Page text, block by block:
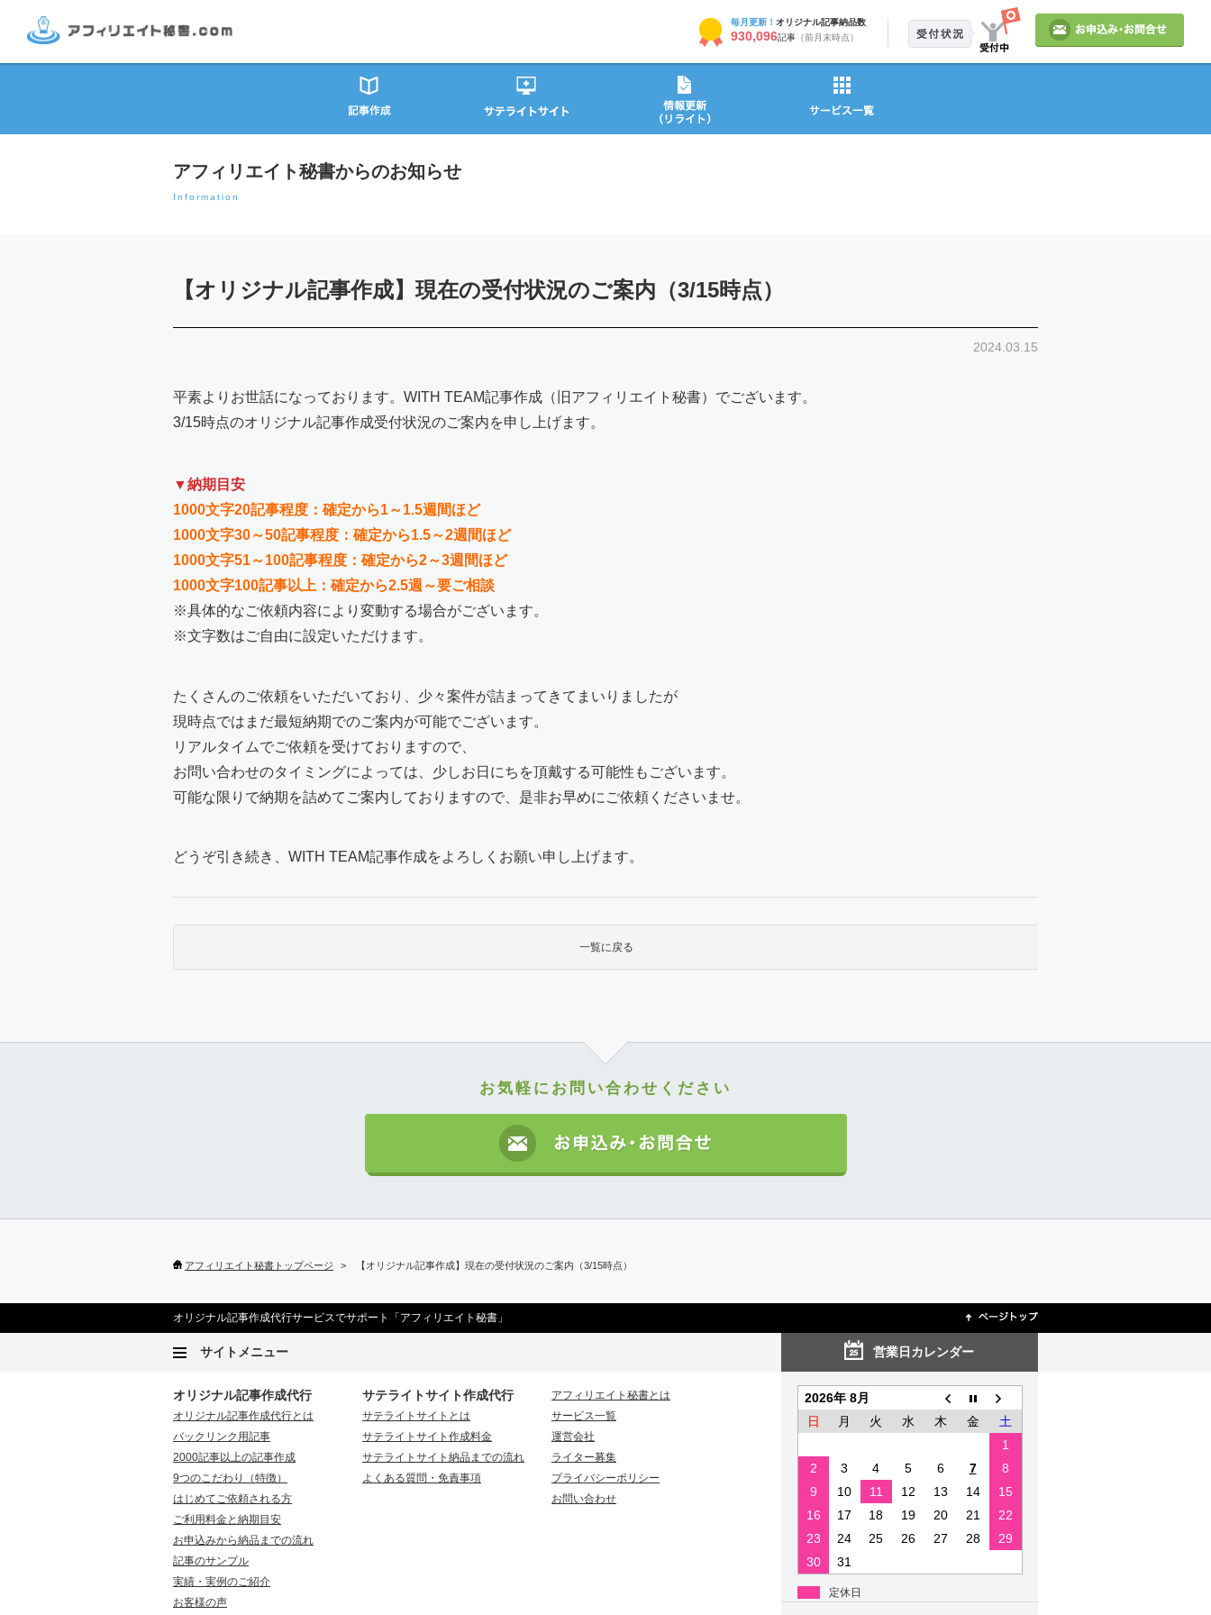
毎月更新！ オリジナル記事納品数
930,096記事 （前月末時点）
アフィリエイト秘書からのお知らせ
Information
【オリジナル記事作成】現在の受付状況のご案内（3/15時点）
2024.03.15
平素よりお世話になっております。WITH TEAM記事作成（旧アフィリエイト秘書）でございます。
3/15時点のオリジナル記事作成受付状況のご案内を申し上げます。
▼納期目安
1000文字20記事程度：確定から1～1.5週間ほど
1000文字30～50記事程度：確定から1.5～2週間ほど
1000文字51～100記事程度：確定から2～3週間ほど
1000文字100記事以上：確定から2.5週～要ご相談
※具体的なご依頼内容により変動する場合がございます。
※文字数はご自由に設定いただけます。
たくさんのご依頼をいただいており、少々案件が詰まってきてまいりましたが
現時点ではまだ最短納期でのご案内が可能でございます。
リアルタイムでご依頼を受けておりますので、
お問い合わせのタイミングによっては、少しお日にちを頂戴する可能性もございます。
可能な限りで納期を詰めてご案内しておりますので、是非お早めにご依頼くださいませ。
どうぞ引き続き、WITH TEAM記事作成をよろしくお願い申し上げます。
一覧に戻る
お気軽にお問い合わせください
アフィリエイト秘書トップページ 【オリジナル記事作成】現在の受付状況のご案内（3/15時点）
オリジナル記事作成代行サービスでサポート「アフィリエイト秘書」
サイトメニュー
オリジナル記事作成代行
オリジナル記事作成代行とは
バックリンク用記事
2000記事以上の記事作成
9つのこだわり（特徴）
はじめてご依頼される方
ご利用料金と納期目安
お申込みから納品までの流れ
記事のサンプル
実績・実例のご紹介
お客様の声
サテライトサイト作成代行
サテライトサイトとは
サテライトサイト作成料金
サテライトサイト納品までの流れ
よくある質問・免責事項
アフィリエイト秘書とは
サービス一覧
運営会社
ライター募集
プライバシーポリシー
お問い合わせ
営業日カレンダー
2026年 8月
日
月 火 水 木 金
土
1
2
3 4 5 6 7
8
9
10 11 12 13 14
15
16
17 18 19 20 21
22
23
24 25 26 27 28
29
30
31
定休日